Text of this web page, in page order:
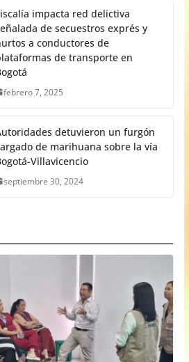
impacta red delictiva
de secuestros exprés y
a conductores de
de transporte en
febrero 7, 2025
detuvieron un furgón
de marihuana sobre la vía
Villavicencio
septiembre 30, 2024